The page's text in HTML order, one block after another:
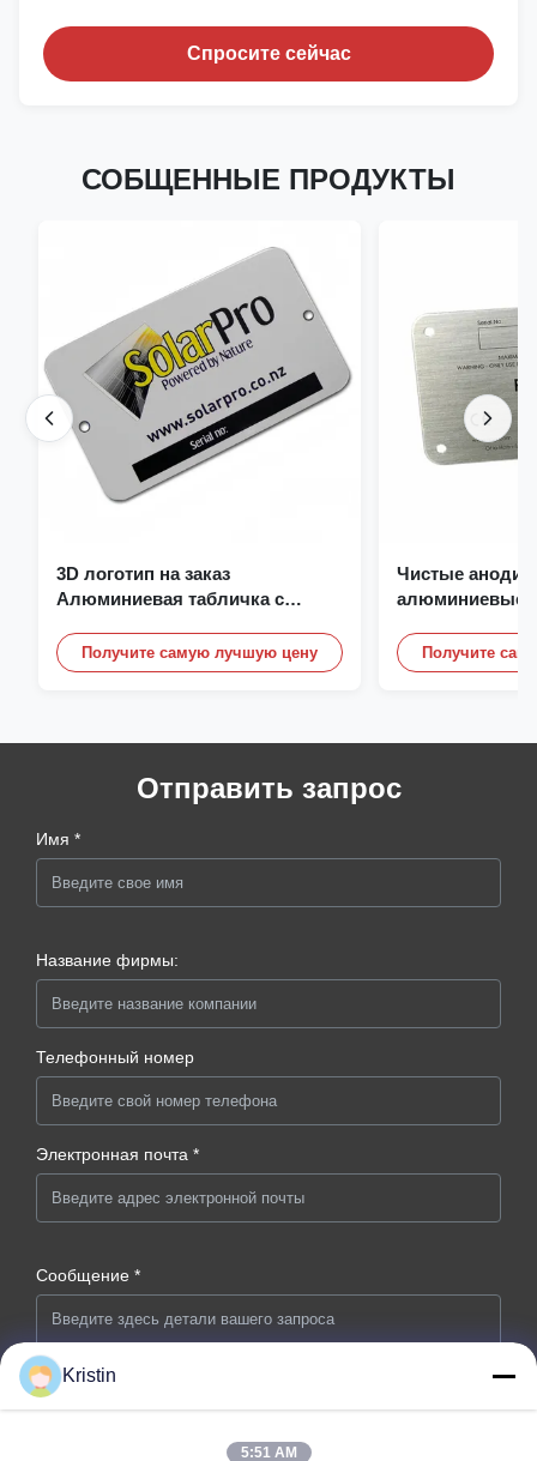
Спросите сейчас
СОБЩЕННЫЕ ПРОДУКТЫ
3D логотип на заказ
Алюминиевая табличка с
Имя таблички
Получите самую лучшую цену
Чистые
алюминиевые
Получите
Отправить запрос
Имя *
Название фирмы:
Телефонный номер
Электронная почта *
Сообщение *
Kristin
5:51 AM